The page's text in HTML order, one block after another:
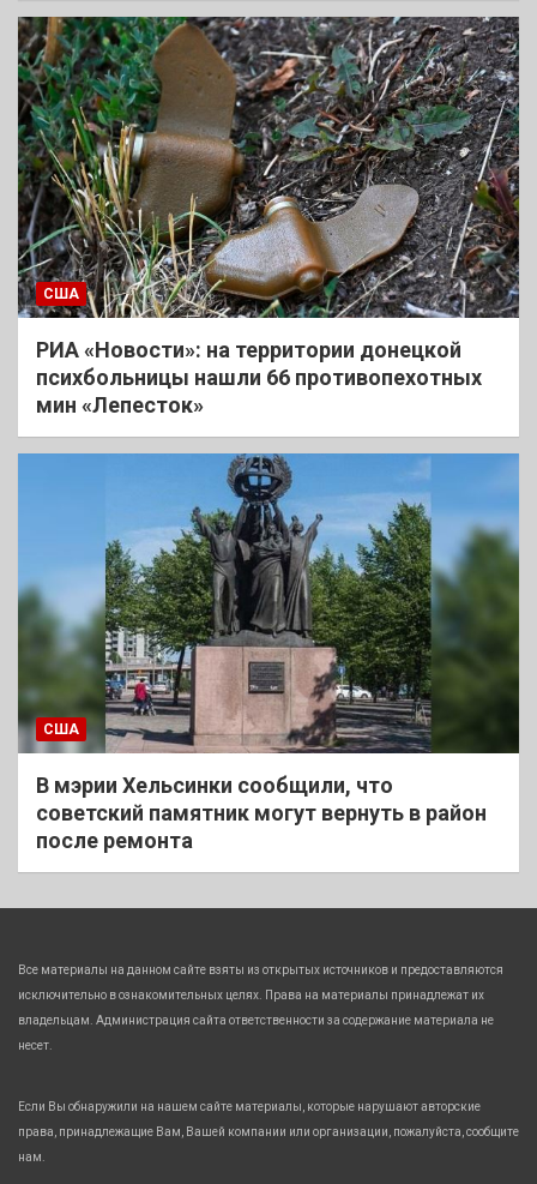
США
РИА «Новости»: на территории донецкой
психбольницы нашли 66 противопехотных
мин «Лепесток»
США
В мэрии Хельсинки сообщили, что
советский памятник могут вернуть в район
после ремонта
Все материалы на данном сайте взяты из открытых источников и предоставляются
исключительно в ознакомительных целях. Права на материалы принадлежат их
владельцам. Администрация сайта ответственности за содержание материала не
несет.
Если Вы обнаружили на нашем сайте материалы, которые нарушают авторские
права, принадлежащие Вам, Вашей компании или организации, пожалуйста, сообщите
нам.